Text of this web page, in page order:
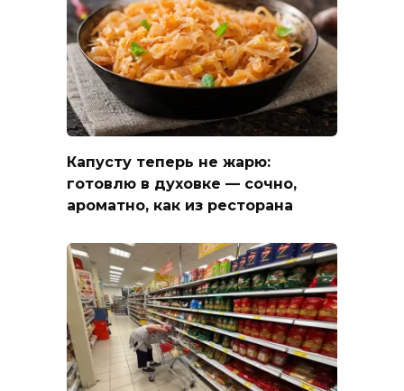
Капусту теперь не жарю:
готовлю в духовке — сочно,
ароматно, как из ресторана